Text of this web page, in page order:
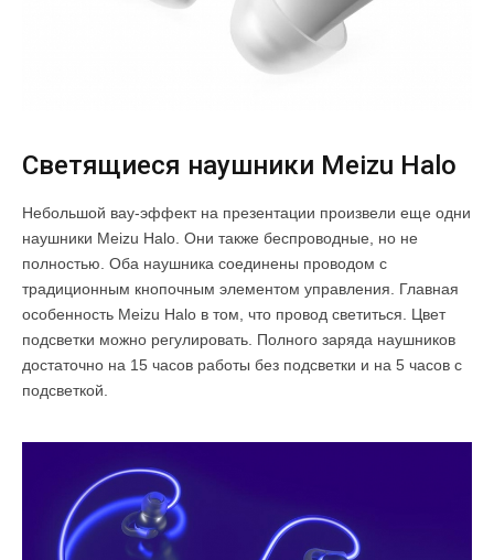
Светящиеся наушники Meizu Halo
Небольшой вау-эффект на презентации произвели еще одни
наушники Meizu Halo. Они также беспроводные, но не
полностью. Оба наушника соединены проводом с
традиционным кнопочным элементом управления. Главная
особенность Meizu Halo в том, что провод светиться. Цвет
подсветки можно регулировать. Полного заряда наушников
достаточно на 15 часов работы без подсветки и на 5 часов с
подсветкой.